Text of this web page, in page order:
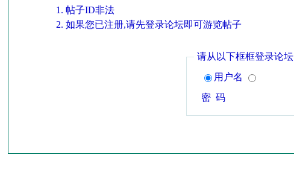
帖子ID非法
如果您已注册,请先登录论坛即可游览帖子
请从以下框框登录论坛
用户名
密 码